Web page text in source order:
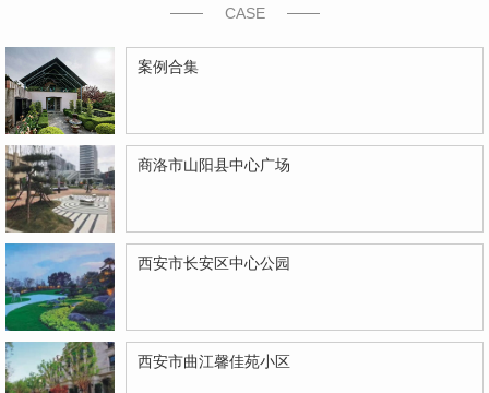
CASE
案例合集
商洛市山阳县中心广场
西安市长安区中心公园
西安市曲江馨佳苑小区